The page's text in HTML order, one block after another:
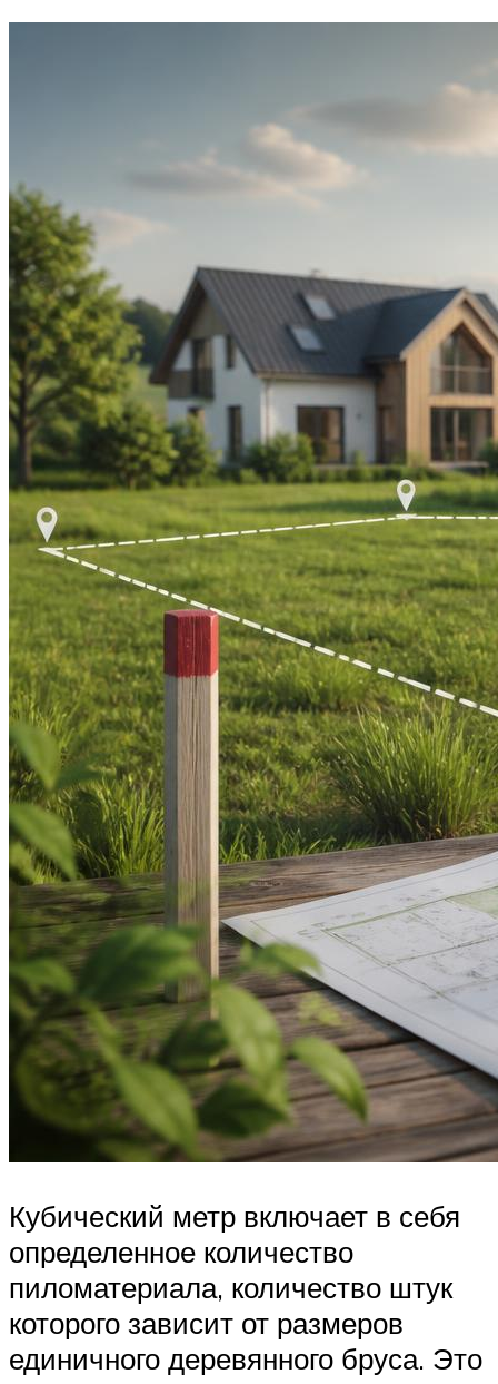
Кубический метр включает в себя
определенное количество
пиломатериала, количество штук
которого зависит от размеров
единичного деревянного бруса. Это